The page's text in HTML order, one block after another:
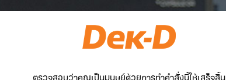
ตรวจสอบว่าคุณเป็นมนุษย์ด้วยการทำคำสั่งนี้ให้เสร็จสิ้น